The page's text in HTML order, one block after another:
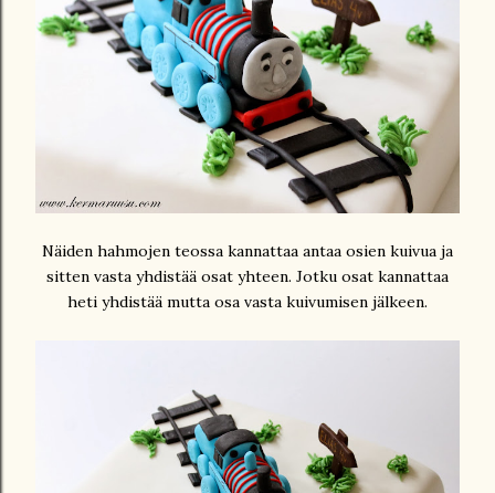
Näiden hahmojen teossa kannattaa antaa osien kuivua ja
sitten vasta yhdistää osat yhteen. Jotku osat kannattaa
heti yhdistää mutta osa vasta kuivumisen jälkeen.